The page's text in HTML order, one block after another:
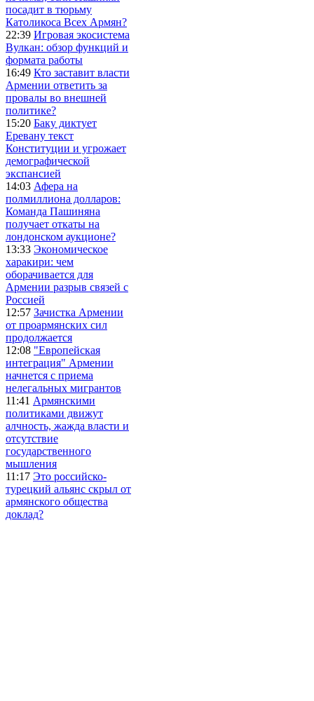
посадит в тюрьму
Католикоса Всех Армян?
22:39 Игровая экосистема
Вулкан: обзор функций и
формата работы
16:49 Кто заставит власти
Армении ответить за
провалы во внешней
политике?
15:20 Баку диктует
Еревану текст
Конституции и угрожает
демографической
экспансией
14:03 Афера на
полмиллиона долларов:
Команда Пашиняна
получает откаты на
лондонском аукционе?
13:33 Экономическое
харакири: чем
оборачивается для
Армении разрыв связей с
Россией
12:57 Зачистка Армении
от проармянских сил
продолжается
12:08 "Европейская
интеграция" Армении
начнется с приема
нелегальных мигрантов
11:41 Армянскими
политиками движут
алчность, жажда власти и
отсутствие
государственного
мышления
11:17 Это российско-
турецкий альянс скрыл от
армянского общества
доклад?